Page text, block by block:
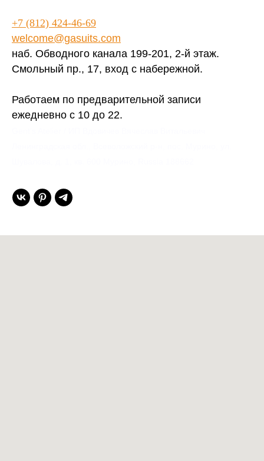
+7 (812) 424-46-69
welcome@gasuits.com
наб. Обводного канала 199-201, 2-й этаж.
Смольный пр., 17, вход с набережной.
Работаем по предварительной записи
ежедневно с 10 до 22.